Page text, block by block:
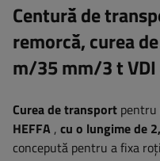
Centură de
remorcă, curea
m/35 mm/3 t
Curea de transport pentru
HEFFA , cu o lungime de
concepută pentru a fixa